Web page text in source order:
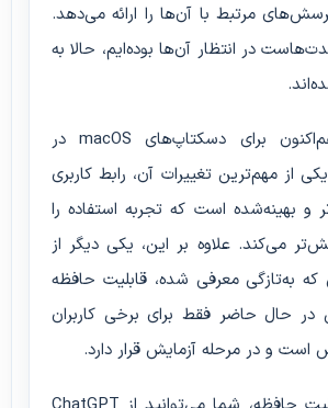
مرتبط با آن‌ها را ارائه می‌دهد.
در انتظار آن‌ها بوده‌ایم، حالا به
ChatGPT-4o هم‌اکنون برای دسکتاپ‌های macOS در
مهم‌ترین تغییرات آن، رابط کاربری
و بهینه‌شده است که تجربه استفاده را
می‌کند. علاوه بر این، یکی دیگر از
که به‌تازگی معرفی شده، قابلیت حافظه
حال حاضر فقط برای برخی کاربران
است و در مرحله آزمایش قرار دارد.